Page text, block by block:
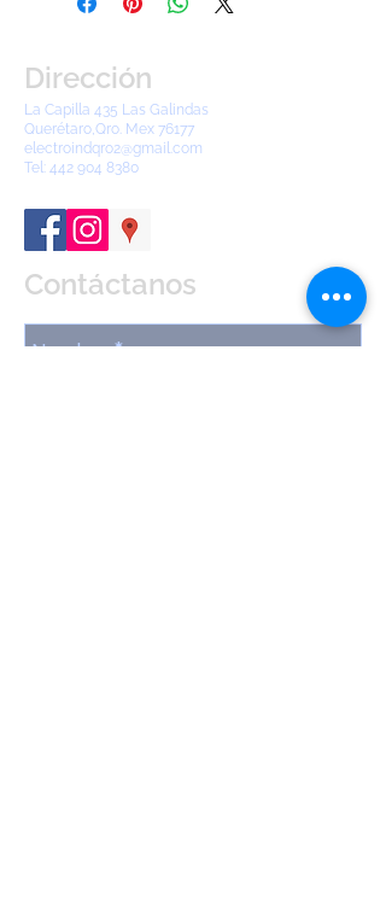
Dirección
La Capilla 435 Las Galindas
Querétaro,Qro. Mex 76177
electroindqro2@gmail.com
Tel: 442 904 8380
Contáctanos